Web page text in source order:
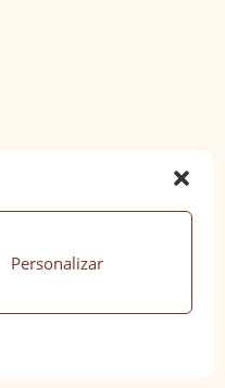
Personalizar